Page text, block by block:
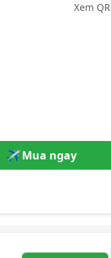
Xem QR
Mua ngay